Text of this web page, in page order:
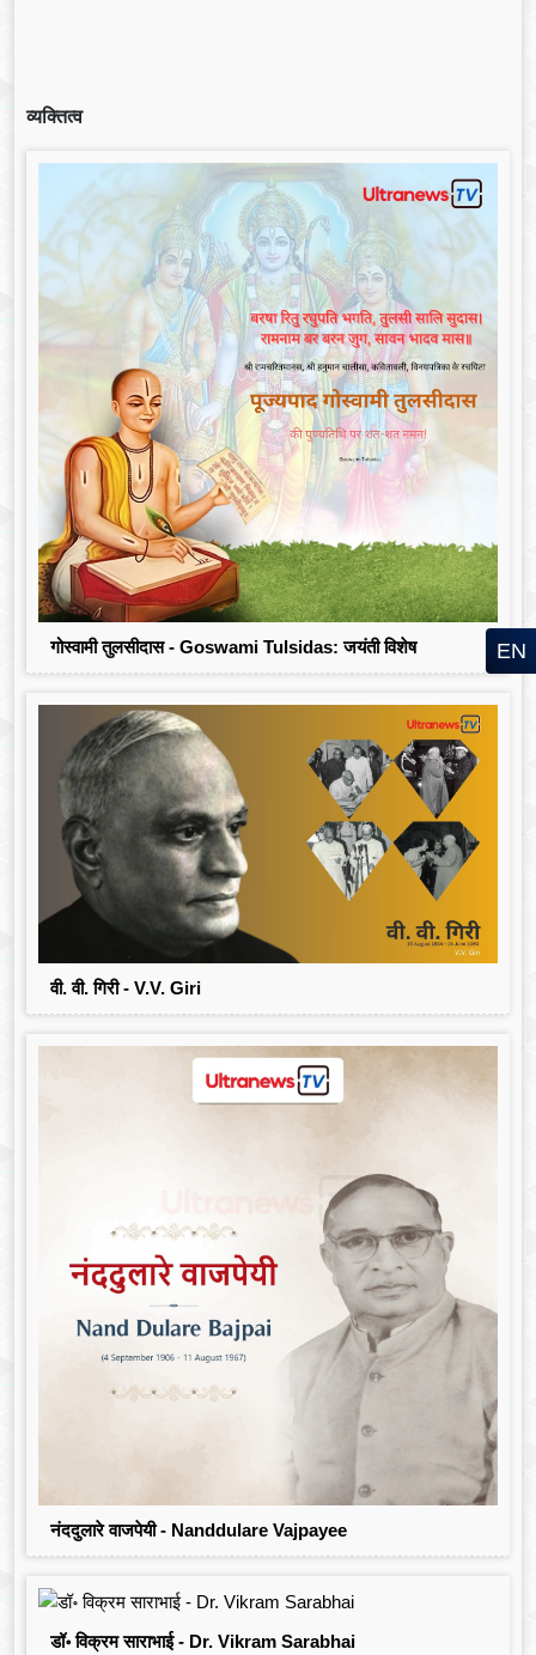
व्यक्तित्व
गोस्वामी तुलसीदास - Goswami Tulsidas: जयंती विशेष
वी. वी. गिरी - V.V. Giri
नंददुलारे वाजपेयी - Nanddulare Vajpayee
डॉ॰ विक्रम साराभाई - Dr. Vikram Sarabhai
EN